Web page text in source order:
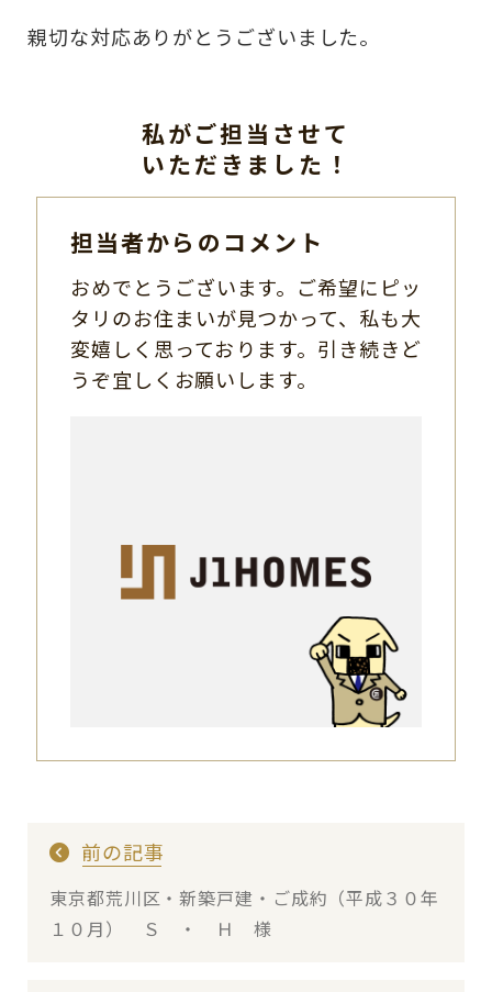
親切な対応ありがとうございました。
私がご担当させて
いただきました！
担当者からのコメント
おめでとうございます。ご希望にピッ
タリのお住まいが見つかって、私も大
変嬉しく思っております。引き続きど
うぞ宜しくお願いします。
前の記事
東京都荒川区・新築戸建・ご成約（平成３０年
１０月） Ｓ ・ Ｈ 様